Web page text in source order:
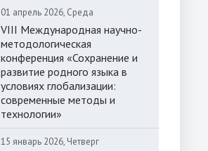
01 апрель 2026, Среда
VIII Международная научно-
методологическая
конференция «Сохранение и
развитие родного языка в
условиях глобализации:
современные методы и
технологии»
15 январь 2026, Четверг